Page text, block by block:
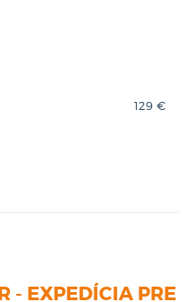
129 €
- EXPEDÍCIA PRE